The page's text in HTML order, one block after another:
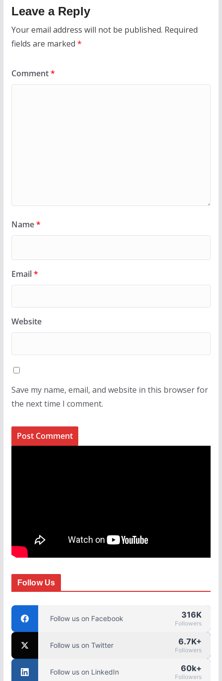
Leave a Reply
Your email address will not be published. Required
fields are marked *
Comment*
Name*
Email*
Website
Save my name, email, and website in this browser for
the next time I comment.
Follow Us
Follow us on Facebook 316K
Followers
Follow us on Twitter 6.7K+
Followers
Follow us on LinkedIn 60k+
Followers